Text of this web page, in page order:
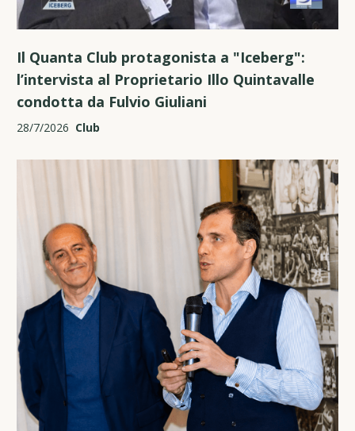
Il Quanta Club protagonista a "Iceberg":
l’intervista al Proprietario Illo Quintavalle
condotta da Fulvio Giuliani
28/7/2026 Club